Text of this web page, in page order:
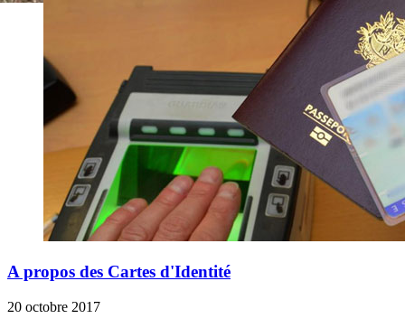
A propos des Cartes d'Identité
20 octobre 2017